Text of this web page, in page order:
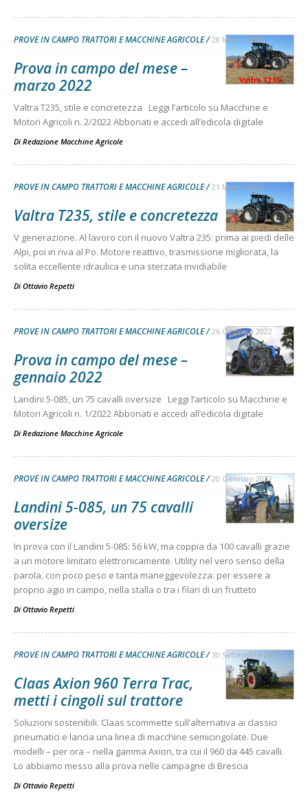
PROVE IN CAMPO TRATTORI E MACCHINE AGRICOLE 28 Marzo 2022
Prova in campo del mese –
marzo 2022
Valtra T235, stile e concretezza Leggi l’articolo su Macchine e
Motori Agricoli n. 2/2022 Abbonati e accedi all’edicola digitale
Di Redazione Macchine Agricole
PROVE IN CAMPO TRATTORI E MACCHINE AGRICOLE 21 Marzo 2022
Valtra T235, stile e concretezza
V generazione. Al lavoro con il nuovo Valtra 235: prima ai piedi delle
Alpi, poi in riva al Po. Motore reattivo, trasmissione migliorata, la
solita eccellente idraulica e una sterzata invidiabile
Di Ottavio Repetti
PROVE IN CAMPO TRATTORI E MACCHINE AGRICOLE 26 Gennaio 2022
Prova in campo del mese –
gennaio 2022
Landini 5-085, un 75 cavalli oversize Leggi l’articolo su Macchine e
Motori Agricoli n. 1/2022 Abbonati e accedi all’edicola digitale
Di Redazione Macchine Agricole
PROVE IN CAMPO TRATTORI E MACCHINE AGRICOLE 20 Gennaio 2022
Landini 5-085, un 75 cavalli
oversize
In prova con il Landini 5-085: 56 kW, ma coppia da 100 cavalli grazie
a un motore limitato elettronicamente. Utility nel vero senso della
parola, con poco peso e tanta maneggevolezza: per essere a
proprio agio in campo, nella stalla o tra i filari di un frutteto
Di Ottavio Repetti
PROVE IN CAMPO TRATTORI E MACCHINE AGRICOLE 30 Settembre 2021
Claas Axion 960 Terra Trac,
metti i cingoli sul trattore
Soluzioni sostenibili. Claas scommette sull’alternativa ai classici
pneumatici e lancia una linea di macchine semicingolate. Due
modelli – per ora – nella gamma Axion, tra cui il 960 da 445 cavalli.
Lo abbiamo messo alla prova nelle campagne di Brescia
Di Ottavio Repetti